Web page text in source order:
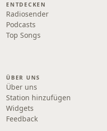
ENTDECKEN
Radiosender
Podcasts
Top Songs
ÜBER UNS
Über uns
Station hinzufügen
Widgets
Feedback